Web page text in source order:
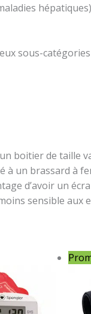
sous-catégories
boitier de taille
à un brassard à
d’avoir un
sensible aux
7 500,00 د.ج.
est :